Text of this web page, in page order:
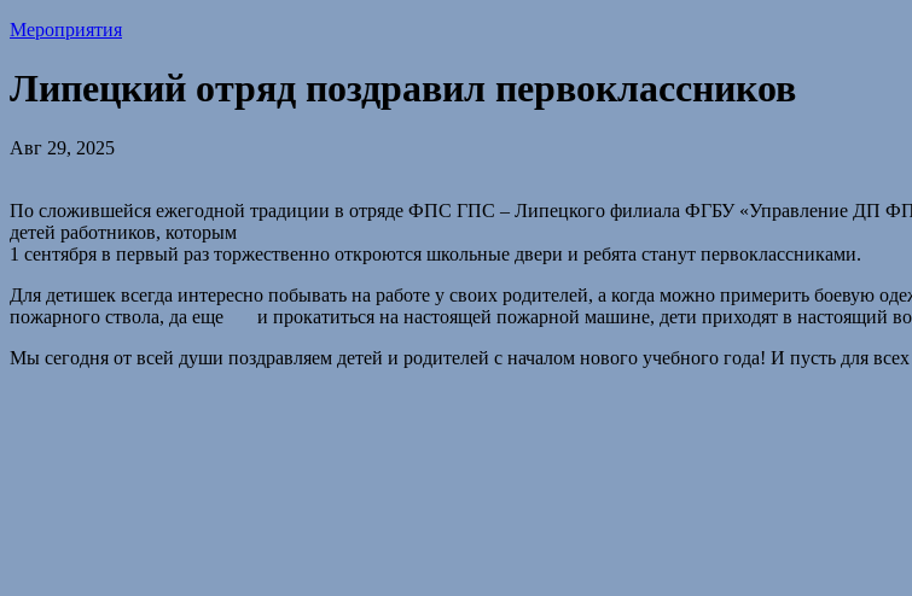
Мероприятия
Липецкий отряд поздравил первоклассников
Авг 29, 2025
По сложившейся ежегодной традиции в отряде ФПС ГПС – Липецкого филиала ФГБУ «Управление ДП
детей работников, которым
1 сентября в первый раз торжественно откроются школьные двери и ребята станут первоклассниками.
Для детишек всегда интересно побывать на работе у своих родителей, а когда можно примерить боевую
пожарного ствола, да еще и прокатиться на настоящей пожарной машине, дети приходят в настоящий
Мы сегодня от всей души поздравляем детей и родителей с началом нового учебного года! И пусть для